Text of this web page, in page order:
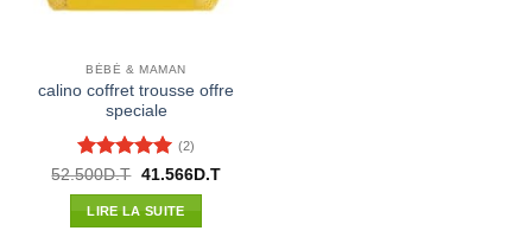
BÉBÉ & MAMAN
calino coffret trousse offre
speciale
Note5 sur
5
(2)
52.500D.T Le
initial
était :
41.566D.TLe
LIRE LA SUITE